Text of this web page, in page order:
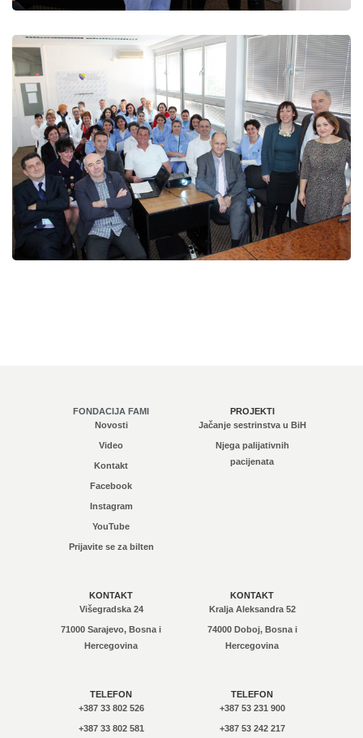
FONDACIJA FAMI
Novosti
Video
Kontakt
Facebook
Instagram
YouTube
Prijavite se za bilten
PROJEKTI
Jačanje sestrinstva u BiH
Njega palijativnih
pacijenata
KONTAKT
Višegradska 24
71000 Sarajevo, Bosna i
Hercegovina
TELEFON
+387 33 802 526
+387 33 802 581
KONTAKT
Kralja Aleksandra 52
74000 Doboj, Bosna i
Hercegovina
TELEFON
+387 53 231 900
+387 53 242 217